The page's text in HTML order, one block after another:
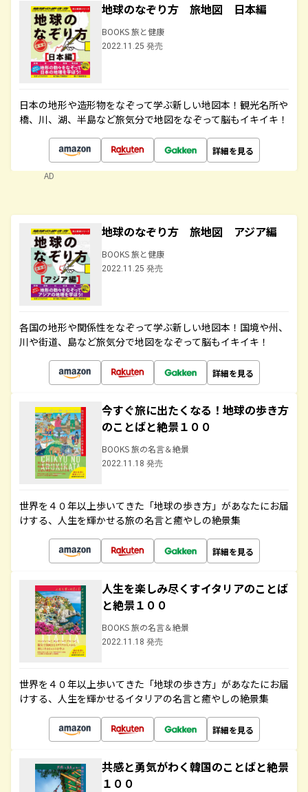
地球のなぞり方 旅地図 日本編
BOOKS 旅と健康
2022.11.25 発売
日本の地形や造形物をなぞって学ぶ新しい地図本！観光名所や
橋、川、湖、半島など旅気分で地図をなぞって脳もイキイキ！
詳細を見る
AD
地球のなぞり方 旅地図 アジア編
BOOKS 旅と健康
2022.11.25 発売
各国の地形や関係性をなぞって学ぶ新しい地図本！国境や州、
川や街道、島など旅気分で地図をなぞって脳もイキイキ！
詳細を見る
今すぐ旅に出たくなる！地球の歩き方
のことばと絶景１００
BOOKS 旅の名言＆絶景
2022.11.18 発売
世界を４０年以上歩いてきた「地球の歩き方」があなたにお届
けする、人生を輝かせる旅の名言と癒やしの絶景集
詳細を見る
人生を楽しみ尽くすイタリアのことば
と絶景１００
BOOKS 旅の名言＆絶景
2022.11.18 発売
世界を４０年以上歩いてきた「地球の歩き方」があなたにお届
けする、人生を輝かせるイタリアの名言と癒やしの絶景集
詳細を見る
共感と勇気がわく韓国のことばと絶景
１００